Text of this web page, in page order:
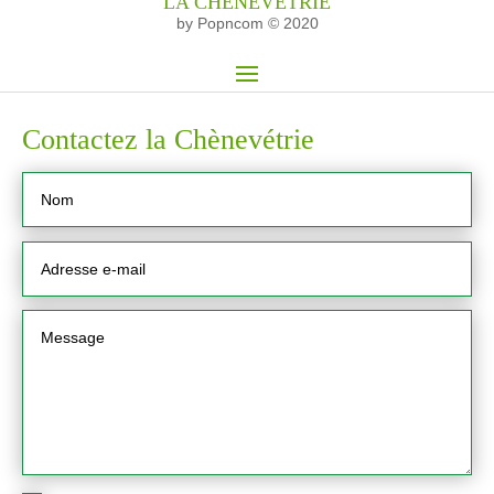
by Popncom © 2020
Contactez la Chènevétrie